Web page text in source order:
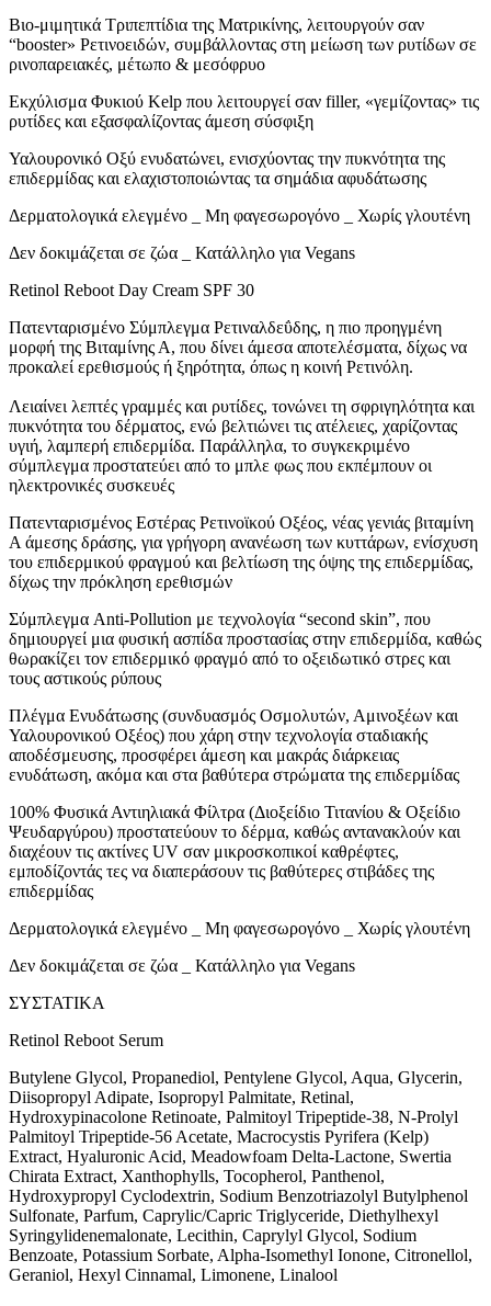
Βιο-μιμητικά Τριπεπτίδια της Ματρικίνης, λειτουργούν σαν
“booster» Ρετινοειδών, συμβάλλοντας στη μείωση των ρυτίδων σε
ρινοπαρειακές, μέτωπο & μεσόφρυο
Εκχύλισμα Φυκιού Kelp που λειτουργεί σαν filler, «γεμίζοντας» τις
ρυτίδες και εξασφαλίζοντας άμεση σύσφιξη
Υαλουρονικό Οξύ ενυδατώνει, ενισχύοντας την πυκνότητα της
επιδερμίδας και ελαχιστοποιώντας τα σημάδια αφυδάτωσης
Δερματολογικά ελεγμένο _ Μη φαγεσωρογόνο _ Χωρίς γλουτένη
Δεν δοκιμάζεται σε ζώα _ Κατάλληλο για Vegans
Retinol Reboot Day Cream SPF 30
Πατενταρισμένο Σύμπλεγμα Ρετιναλδεΰδης, η πιο προηγμένη
μορφή της Βιταμίνης Α, που δίνει άμεσα αποτελέσματα, δίχως να
προκαλεί ερεθισμούς ή ξηρότητα, όπως η κοινή Ρετινόλη.
Λειαίνει λεπτές γραμμές και ρυτίδες, τονώνει τη σφριγηλότητα και
πυκνότητα του δέρματος, ενώ βελτιώνει τις ατέλειες, χαρίζοντας
υγιή, λαμπερή επιδερμίδα. Παράλληλα, το συγκεκριμένο
σύμπλεγμα προστατεύει από το μπλε φως που εκπέμπουν οι
ηλεκτρονικές συσκευές
Πατενταρισμένος Εστέρας Ρετινοϊκού Οξέος, νέας γενιάς βιταμίνη
Α άμεσης δράσης, για γρήγορη ανανέωση των κυττάρων, ενίσχυση
του επιδερμικού φραγμού και βελτίωση της όψης της επιδερμίδας,
δίχως την πρόκληση ερεθισμών
Σύμπλεγμα Anti-Pollution με τεχνολογία “second skin”, που
δημιουργεί μια φυσική ασπίδα προστασίας στην επιδερμίδα, καθώς
θωρακίζει τον επιδερμικό φραγμό από το οξειδωτικό στρες και
τους αστικούς ρύπους
Πλέγμα Ενυδάτωσης (συνδυασμός Οσμολυτών, Αμινοξέων και
Υαλουρονικού Οξέος) που χάρη στην τεχνολογία σταδιακής
αποδέσμευσης, προσφέρει άμεση και μακράς διάρκειας
ενυδάτωση, ακόμα και στα βαθύτερα στρώματα της επιδερμίδας
100% Φυσικά Αντιηλιακά Φίλτρα (Διοξείδιο Τιτανίου & Οξείδιο
Ψευδαργύρου) προστατεύουν το δέρμα, καθώς αντανακλούν και
διαχέουν τις ακτίνες UV σαν μικροσκοπικοί καθρέφτες,
εμποδίζοντάς τες να διαπεράσουν τις βαθύτερες στιβάδες της
επιδερμίδας
Δερματολογικά ελεγμένο _ Μη φαγεσωρογόνο _ Χωρίς γλουτένη
Δεν δοκιμάζεται σε ζώα _ Κατάλληλο για Vegans
ΣΥΣΤΑΤΙΚΑ
Retinol Reboot Serum
Butylene Glycol, Propanediol, Pentylene Glycol, Aqua, Glycerin,
Diisopropyl Adipate, Isopropyl Palmitate, Retinal,
Hydroxypinacolone Retinoate, Palmitoyl Tripeptide-38, N-Prolyl
Palmitoyl Tripeptide-56 Acetate, Macrocystis Pyrifera (Kelp)
Extract, Hyaluronic Acid, Meadowfoam Delta-Lactone, Swertia
Chirata Extract, Xanthophylls, Tocopherol, Panthenol,
Hydroxypropyl Cyclodextrin, Sodium Benzotriazolyl Butylphenol
Sulfonate, Parfum, Caprylic/Capric Triglyceride, Diethylhexyl
Syringylidenemalonate, Lecithin, Caprylyl Glycol, Sodium
Benzoate, Potassium Sorbate, Alpha-Isomethyl Ionone, Citronellol,
Geraniol, Hexyl Cinnamal, Limonene, Linalool